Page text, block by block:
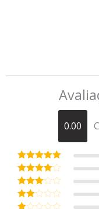
0.00
Avaliação5
de 5
Avaliação
de 5
Avaliaç
ão
3
de
Avali